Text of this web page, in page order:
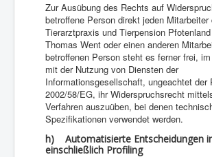
Zur Ausübung des Rechts auf
betroffene Person direkt jeden Mitarbeiter
Tierarztpraxis und Tierpension
Thomas Went oder einen anderen
betroffenen Person steht es ferner frei,
mit der Nutzung von Diensten der
Informationsgesellschaft, ungeachtet der
2002/58/EG, ihr Widerspruchsrecht
Verfahren auszuüben, bei denen
Spezifikationen verwendet werden.
h) Automatisierte Entscheidungen
einschließlich Profiling